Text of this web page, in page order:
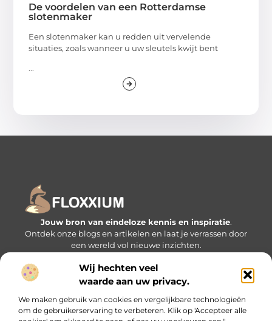
Wij hechten veel
waarde aan uw privacy.
We maken gebruik van cookies en vergelijkbare technologieën
om de gebruikerservaring te verbeteren. Klik op 'Accepteer alle
De voordelen van een Rotterdamse
slotenmaker
Een slotenmaker kan u redden uit vervelende
situaties, zoals wanneer u uw sleutels kwijt bent
...
Jouw bron van eindeloze kennis en inspiratie.
Ontdek onze blogs en artikelen en laat je verrassen door
een wereld vol nieuwe inzichten.
Bericht categorie